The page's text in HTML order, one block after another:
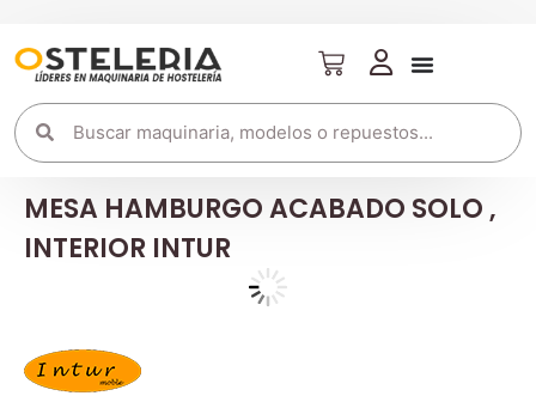
MESA HAMBURGO ACABADO SOLO ,
INTERIOR INTUR